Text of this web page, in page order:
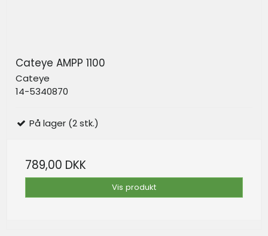
Cateye AMPP 1100
Cateye
14-5340870
På lager (2 stk.)
789,00 DKK
Vis produkt